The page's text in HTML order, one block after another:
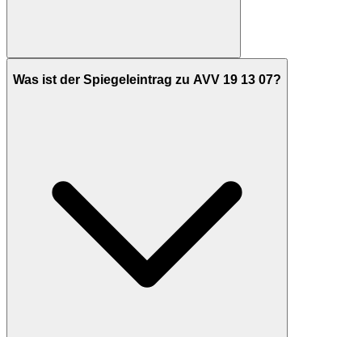
Was ist der Spiegeleintrag zu AVV 19 13 07?